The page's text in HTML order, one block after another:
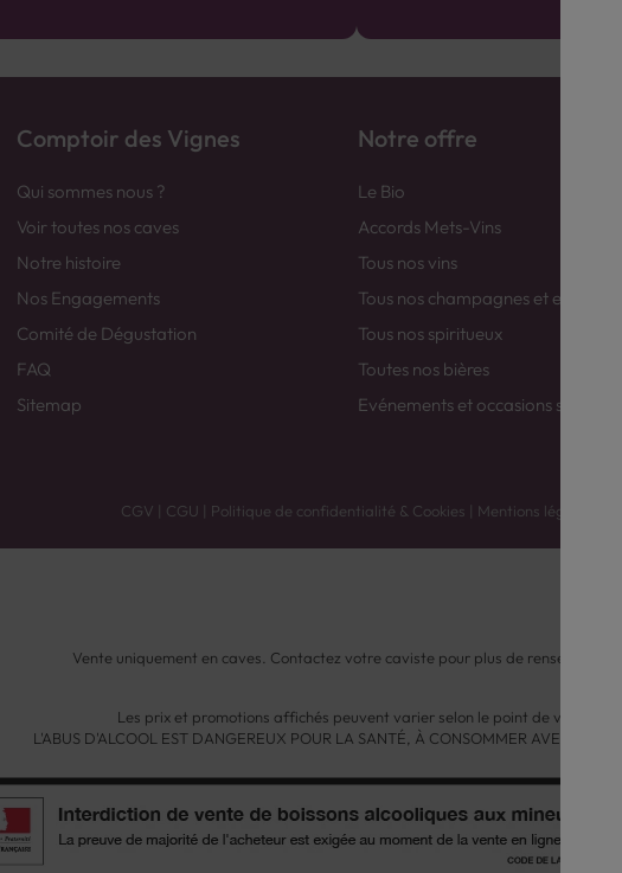
Comptoir des Vignes
Qui sommes nous ?
Voir toutes nos caves
Notre histoire
Nos Engagements
Comité de Dégustation
FAQ
Sitemap
Notre offre
Le Bio
Accords Mets-Vins
Tous nos vins
Tous nos champagnes et
Tous nos spiritueux
Toutes nos bières
Evénements et occasions spéciales
CGV | CGU | Politique de confidentialité & Cookies | Mentions légales
Vente uniquement en caves. Contactez votre caviste pour plus de
Les prix et promotions affichés peuvent varier selon le point de vente.
L'ABUS D'ALCOOL EST DANGEREUX POUR LA SANTÉ, À CONSOMMER AVEC